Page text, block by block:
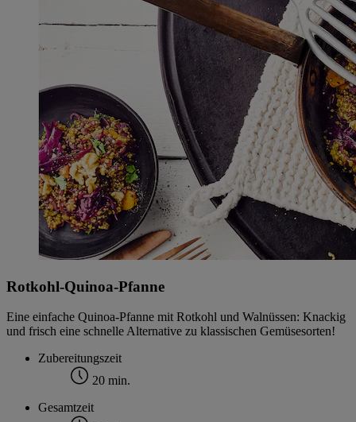
Rotkohl-Quinoa-Pfanne
Eine einfache Quinoa-Pfanne mit Rotkohl und Walnüssen: Knackig
und frisch eine schnelle Alternative zu klassischen Gemüsesorten!
Zubereitungszeit
20 min.
Gesamtzeit